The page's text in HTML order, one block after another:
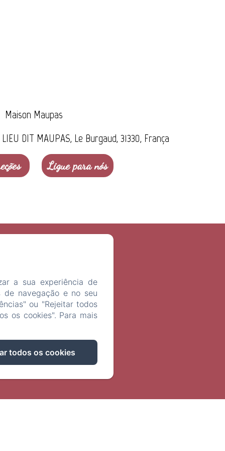
Maison Maupas
DIT MAUPAS, Le Burgaud, 31330, França
Ligue para nós
a sua experiência de
de navegação e no seu
ou "Rejeitar todos
os cookies". Para mais
todos os cookies